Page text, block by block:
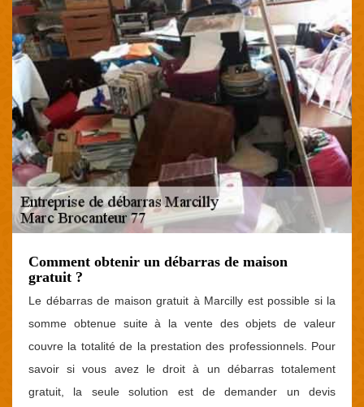
Comment obtenir un débarras de maison
gratuit ?
Le débarras de maison gratuit à Marcilly est possible si la
somme obtenue suite à la vente des objets de valeur
couvre la totalité de la prestation des professionnels. Pour
savoir si vous avez le droit à un débarras totalement
gratuit, la seule solution est de demander un devis